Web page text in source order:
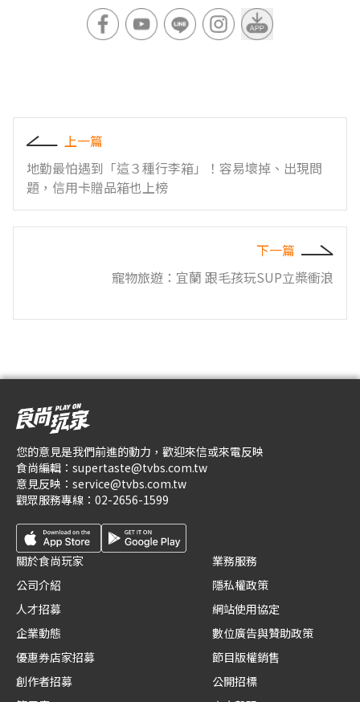
上一篇
地勤最怕遇到「這３種行李箱」！容易壞掉、出現問
題，信用卡贈品箱也上榜
下一篇
寵物旅遊：宜蘭 跟毛孩玩SUP立槳衝浪
您的意見是我們前進的動力，歡迎來信或來電反映
食尚編輯： supertaste@tvbs.com.tw
意見反映： service@tvbs.com.tw
觀眾服務專線： 02-2656-1599
關於食尚玩家
公司介紹
人才招募
企業動態
優惠券店家招募
創作者招募
業務服務
隱私權政策
網站使用協定
數位廣告與贊助政策
節目版權銷售
公開招標